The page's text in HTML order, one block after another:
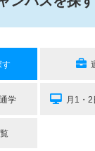
す
学 月1・